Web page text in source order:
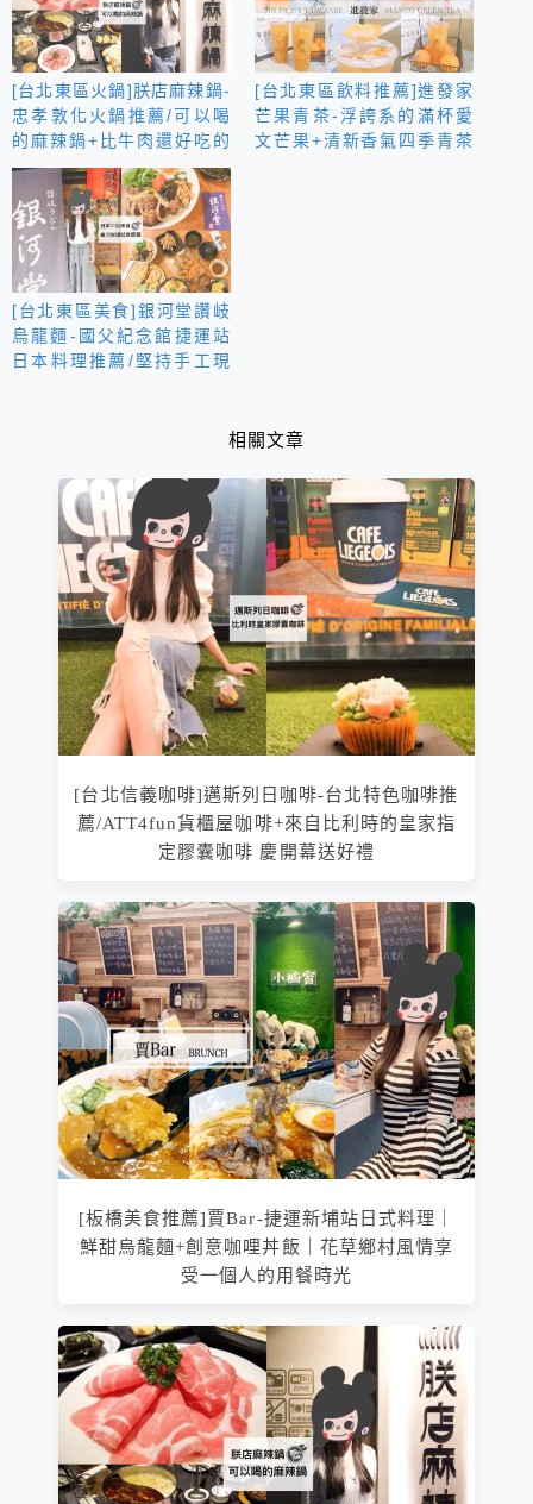
[台北東區火鍋]朕店麻辣鍋-
忠孝敦化火鍋推薦/可以喝
的麻辣鍋+比牛肉還好吃的
究好豬肉 寒冬暖胃超幸福
[台北東區飲料推薦]進發家
芒果青茶-浮誇系的滿杯愛
文芒果+清新香氣四季青茶
[台北東區美食]銀河堂讚岐
烏龍麵-國父紀念館捷運站
日本料理推薦/堅持手工現
相關文章
[台北信義咖啡]邁斯列日咖啡-台北特色咖啡推
薦/ATT4fun貨櫃屋咖啡+來自比利時的皇家指
定膠囊咖啡 慶開幕送好禮
[板橋美食推薦]賈Bar-捷運新埔站日式料理｜
鮮甜烏龍麵+創意咖哩丼飯｜花草鄉村風情享
受一個人的用餐時光